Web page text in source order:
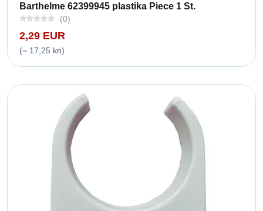
Barthelme 62399945 plastika Piece 1 St.
(0)
2,29 EUR
(= 17,25 kn)